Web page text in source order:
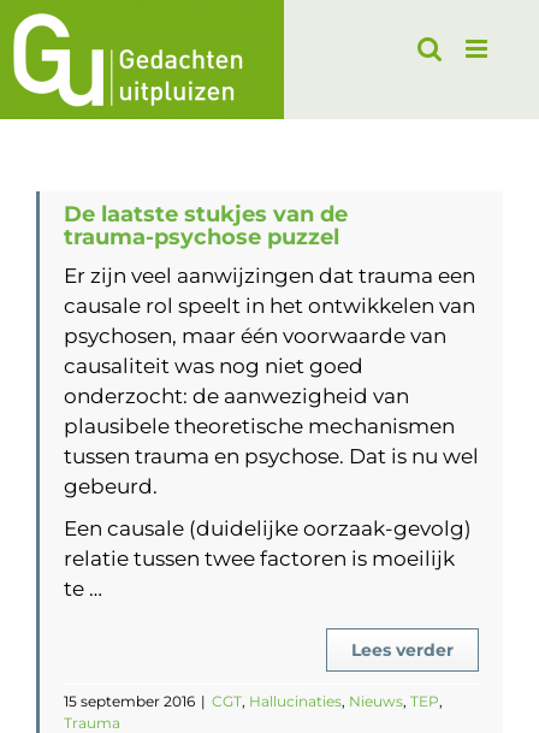
Ga
naar
inhoud
De laatste stukjes van de
trauma-psychose puzzel
Er zijn veel aanwijzingen dat trauma een
causale rol speelt in het ontwikkelen van
psychosen, maar één voorwaarde van
causaliteit was nog niet goed
onderzocht: de aanwezigheid van
plausibele theoretische mechanismen
tussen trauma en psychose. Dat is nu wel
gebeurd.
Een causale (duidelijke oorzaak-gevolg)
relatie tussen twee factoren is moeilijk
te …
Lees verder
15 september 2016 | CGT, Hallucinaties, Nieuws, TEP,
Trauma